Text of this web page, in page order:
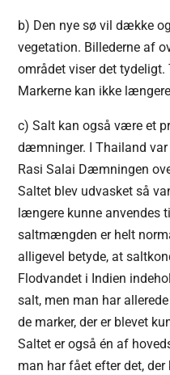
b) Den nye sø vil dække
vegetation. Billederne af
området viser det
Markerne kan ikke
c) Salt kan også være et
dæmninger. I Thailand
Rasi Salai Dæmningen
Saltet blev udvasket så
længere kunne anvendes
saltmængden er helt
alligevel betyde, at
Flodvandet i Indien
salt, men man har
de marker, der er blevet
Saltet er også én af
man har fået efter det,